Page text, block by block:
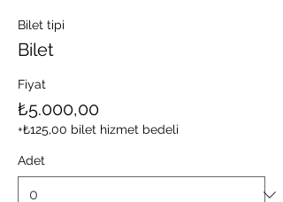
Bilet tipi
Bilet
Fiyat
₺5.000,00
+₺125,00 bilet hizmet bedeli
Adet